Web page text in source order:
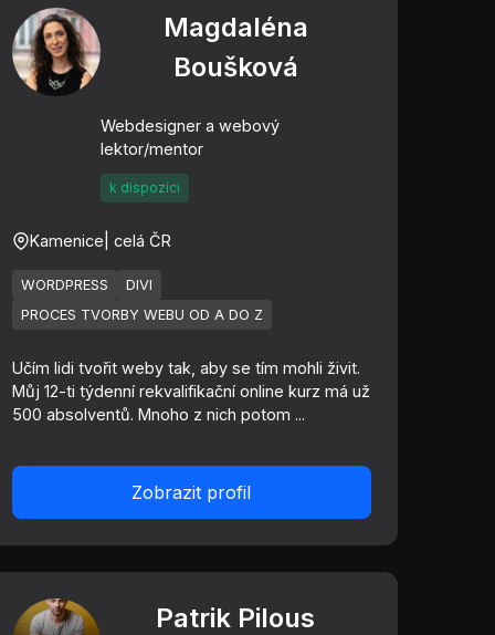
Magdaléna
Boušková
Webdesigner a webový
lektor/mentor
k dispozici
Kamenice | celá ČR
WORDPRESS
DIVI
PROCES TVORBY WEBU OD A DO Z
Učím lidi tvořit weby tak, aby se tím mohli živit.
Můj 12-ti týdenní rekvalifikační online kurz má už
500 absolventů. Mnoho z nich potom ...
Zobrazit profil
Patrik Pilous